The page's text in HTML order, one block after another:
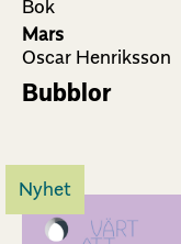
Bok
Mars
Oscar Henriksson
Bubblor
Nyhet